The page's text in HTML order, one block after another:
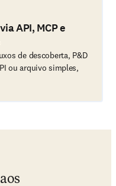
API, MCP e
de descoberta, P&D
ou arquivo simples,